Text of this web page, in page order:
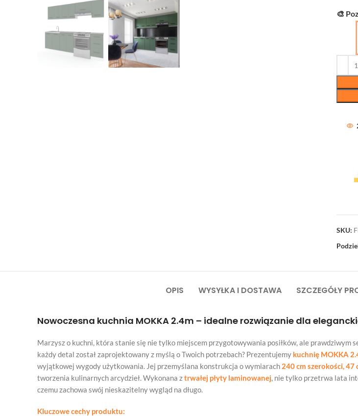
🎨
SKU:
OPIS WYSYŁKA I DOSTAWA SZCZEGÓŁY
Nowoczesna kuchnia MOKKA 2.4m – idealne rozwiązanie dla
Marzysz o kuchni, która stanie się nie tylko miejscem przygotowywania posiłków, ale prawdziwym
każdy detal został zaprojektowany z myślą o Twoich potrzebach? Prezentujemy kuchnię MOKKA
wyjątkowej wygody użytkowania. Jej przemyślana konstrukcja o wymiarach 240 cm szerokości, 47
tworzenia kulinarnych arcydzieł. Wykonana ztrwałej płyty laminowanej, nie tylko przetrwa lata
czemu zachowa swój nieskazitelny wygląd na długo.
Kluczowe cechy produktu: